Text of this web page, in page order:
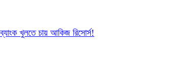
খুলতে চায় আকিজ রিসোর্স!